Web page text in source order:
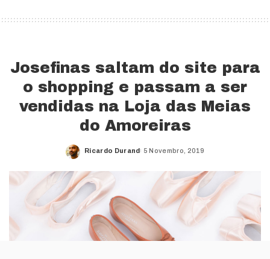
Josefinas saltam do site para
o shopping e passam a ser
vendidas na Loja das Meias
do Amoreiras
Posted
Ricardo Durand 5 Novembro, 2019